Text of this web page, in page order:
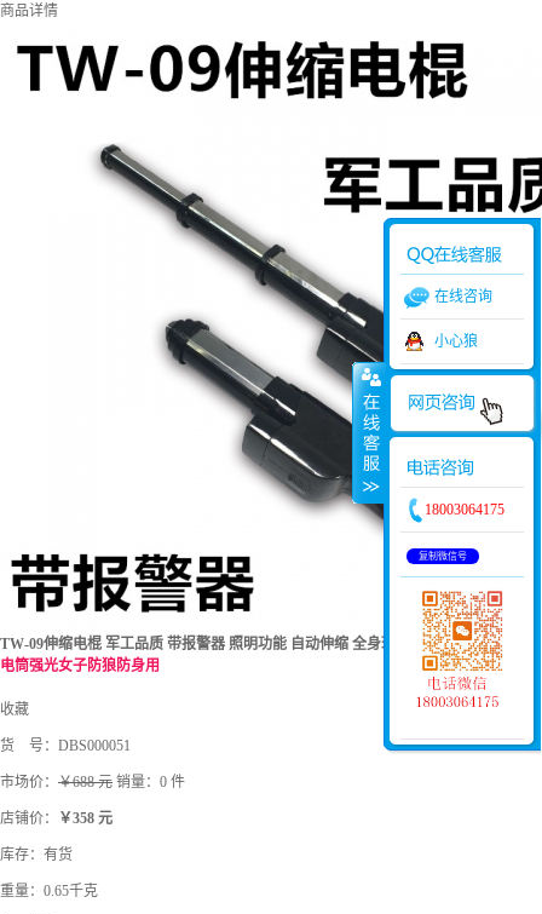
商品详情
TW-09伸缩电棍 军工品质 带报警器 照明功能 自动伸缩 全身环绕电击防身棒强光手
电筒强光女子防狼防身用
收藏
货 号： DBS000051
市场价： ￥688 元 销量：0 件
店铺价： ￥358 元
库存： 有货
重量：0.65千克
在线咨询
小心狼
18003064175
复制微信号